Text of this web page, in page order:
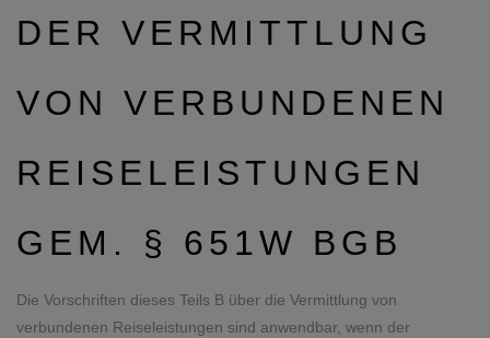
DER VERMITTLUNG
VON VERBUNDENEN
REISELEISTUNGEN
GEM. § 651W BGB
Die Vorschriften dieses Teils B über die Vermittlung von
verbundenen Reiseleistungen sind anwendbar, wenn der